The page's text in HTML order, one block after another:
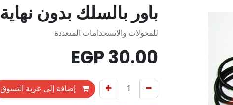
باور بالسلك بدون نهاية 220 فولت
للمحولات والاتسخدامات المتعددة
30.00
إضافة إلى عربة التسوق